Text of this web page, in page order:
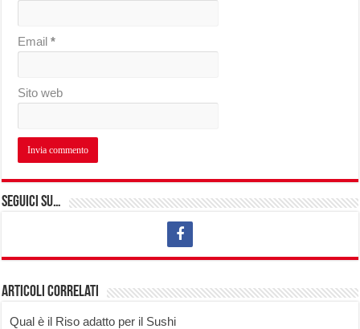
Email*
Sito web
Seguici su…
Articoli correlati
Qual è il Riso adatto per il Sushi